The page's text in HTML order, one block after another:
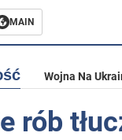
MAIN
Wojna Na
rób